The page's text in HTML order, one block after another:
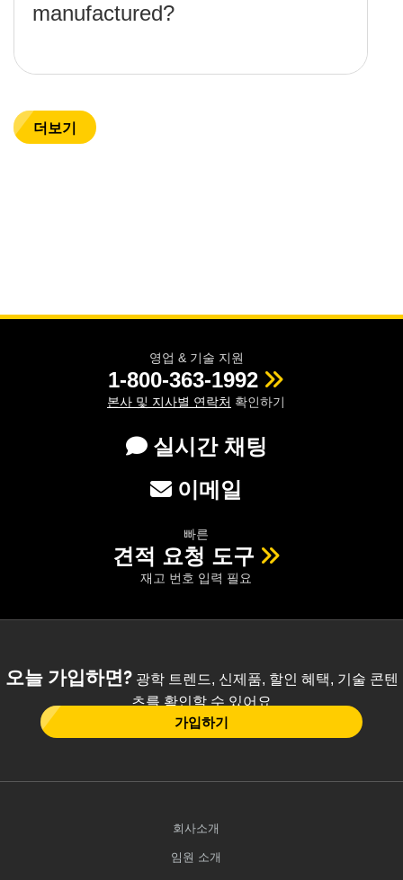
manufactured?
더보기
영업 & 기술 지원
1-800-363-1992
본사 및 지사별 연락처 확인하기
실시간 채팅
이메일
빠른
견적 요청 도구
재고 번호 입력 필요
오늘 가입하면?광학 트렌드, 신제품, 할인 혜택, 기술 콘텐
츠를 확인할 수 있어요
가입하기
회사소개
임원 소개